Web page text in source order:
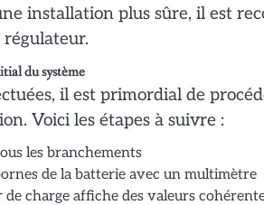
installation plus sûre, il est
du système
il est primordial de
Voici les étapes à suivre :
les branchements
de la batterie avec un multimètre
charge affiche des valeurs